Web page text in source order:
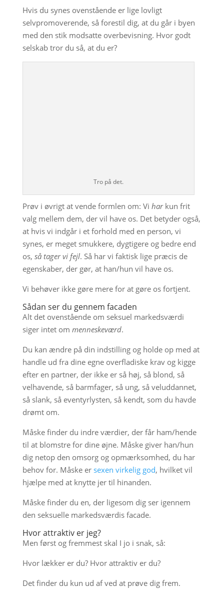
Hvis du synes ovenstående er lige lovligt
selvpromoverende, så forestil dig, at du går i byen
med den stik modsatte overbevisning. Hvor godt
selskab tror du så, at du er?
Tro på det.
Prøv i øvrigt at vende formlen om: Vi harkun frit
valg mellem dem, der vil have os. Det betyder også,
at hvis vi indgår i et forhold med en person, vi
synes, er meget smukkere, dygtigere og bedre end
os, så tager vi fejl. Så har vi faktisk lige præcis de
egenskaber, der gør, at han/hun vil have os.
Vi behøver ikke gøre mere for at gøre os fortjent.
Sådan ser du gennem facaden
Alt det ovenstående om seksuel markedsværdi
siger intet om menneskeværd.
Du kan ændre på din indstilling og holde op med at
handle ud fra dine egne overfladiske krav og kigge
efter en partner, der ikke er så høj, så blond, så
velhavende, så barmfager, så ung, så veluddannet,
så slank, så eventyrlysten, så kendt, som du havde
drømt om.
Måske finder du indre værdier, der får ham/hende
til at blomstre for dine øjne. Måske giver han/hun
dig netop den omsorg og opmærksomhed, du har
behov for. Måske er sexen virkelig god, hvilket vil
hjælpe med at knytte jer til hinanden.
Måske finder du en, der ligesom dig ser igennem
den seksuelle markedsværdis facade.
Hvor attraktiv er jeg?
Men først og fremmest skal I jo i snak, så:
Hvor lækker er du? Hvor attraktiv er du?
Det finder du kun ud af ved at prøve dig frem.